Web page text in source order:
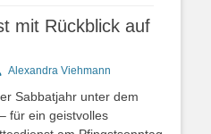
mit Rückblick auf
Alexandra Viehmann
Sabbatjahr unter dem
für ein geistvolles